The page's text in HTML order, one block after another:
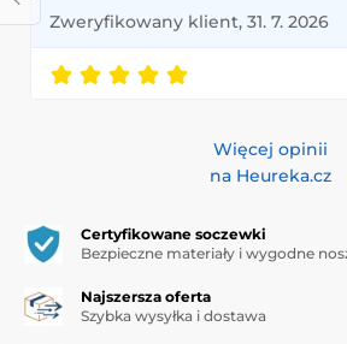
Zweryfikowany klient, 31. 7. 2026
Więcej opinii
na Heureka.cz
Certyfikowane soczewki
Bezpieczne materiały i wygodne
Najszersza oferta
Szybka wysyłka i dostawa